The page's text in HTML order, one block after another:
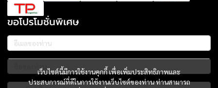
เว็บไซต์นี้มีการใช้งานคุกกี้ เพื่อเพิ่มประสิทธิภาพและ
ประสบการณ์ที่ดีในการใช้งานเว็บไซต์ของท่าน ท่านสามารถ
ขอโปรโมชั่นพิเศษ